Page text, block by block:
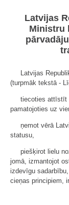
Latvijas
Ministru
Latvijas
(turpmāk tekstā -
tiecoties attīstīt
pamatojoties uz
ņemot vērā
statusu,
piešķirot lielu
jomā, izmantojot
izdevīgu
cieņas principiem,